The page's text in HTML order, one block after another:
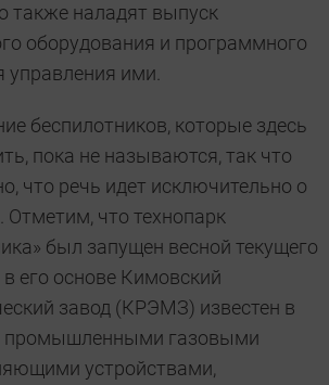
также наладят выпуск
оборудования и программного
управления ими.
беспилотников, которые здесь
пока не называются, так что
что речь идет исключительно о
Отметим, что технопарк
был запущен весной текущего
его основе Кимовский
завод (КРЭМЗ) известен в
промышленными газовыми
устройствами,